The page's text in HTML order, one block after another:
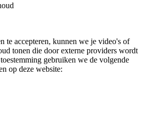
te accepteren, kunnen we je video's of
tonen die door externe providers wordt
gebruiken we de volgende
op deze website: